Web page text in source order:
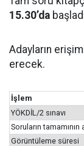
15.30’da
Adayların
erecek.
İşlem
YÖKDİL/2 sınavı
Soruların tamamının
Görüntüleme süresi